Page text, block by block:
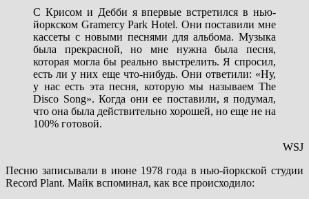
С Крисом и Дебби я впервые встретился в нью-
йоркском Gramercy Park Hotel. Они поставили мне
кассеты с новыми песнями для альбома. Музыка
была прекрасной, но мне нужна была песня,
которая могла бы реально выстрелить. Я спросил,
есть ли у них еще что-нибудь. Они ответили: «Ну,
у нас есть эта песня, которую мы называем The
Disco Song». Когда они ее поставили, я подумал,
что она была действительно хорошей, но еще не на
100% готовой.
WSJ
Песню записывали в июне 1978 года в нью-йоркской студии
Record Plant. Майк вспоминал, как все происходило: